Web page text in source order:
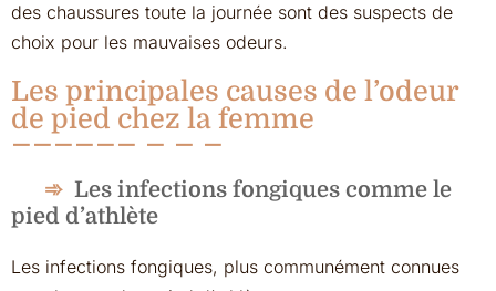
des chaussures toute la journée sont des suspects de
choix pour les mauvaises odeurs.
Les principales causes de l’odeur
de pied chez la femme
Les infections fongiques comme le
pied d’athlète
Les infections fongiques, plus communément connues